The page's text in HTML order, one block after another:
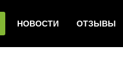
НОВОСТИ ОТЗЫВЫ